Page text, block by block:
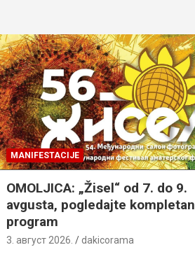
MANIFESTACIJE
OMOLJICA: „Žisel“ od 7. do 9.
avgusta, pogledajte kompletan
program
3. август 2026. dakicorama